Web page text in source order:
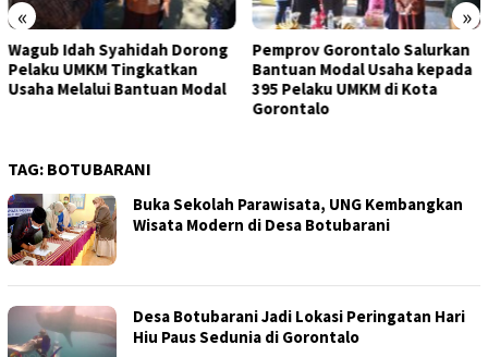
« »
Wagub Idah Syahidah Dorong
Pelaku UMKM Tingkatkan
Usaha Melalui Bantuan Modal
Pemprov Gorontalo Salurkan
Bantuan Modal Usaha kepada
395 Pelaku UMKM di Kota
Gorontalo
TAG: BOTUBARANI
Buka Sekolah Parawisata, UNG Kembangkan
Wisata Modern di Desa Botubarani
Desa Botubarani Jadi Lokasi Peringatan Hari
Hiu Paus Sedunia di Gorontalo